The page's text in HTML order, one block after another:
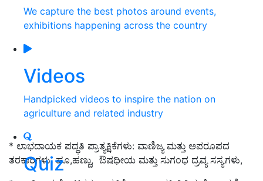
We capture the best photos around events,
exhibitions happening across the country
Videos
Handpicked videos to inspire the nation on
agriculture and related industry
Quiz
* ಲಾಭದಾಯಕ ಪದ್ಧತಿ ಪ್ರಾತ್ಯಕ್ಷಿಕೆಗಳು: ವಾಣಿಜ್ಯ ಮತ್ತು ಅಪರೂಪದ
ತರಕಾರಿಗಳು, ಹೂ,ಹಣ್ಣು, ಔಷಧೀಯ ಮತ್ತು ಸುಗಂಧ ದ್ರವ್ಯ ಸಸ್ಯಗಳು,